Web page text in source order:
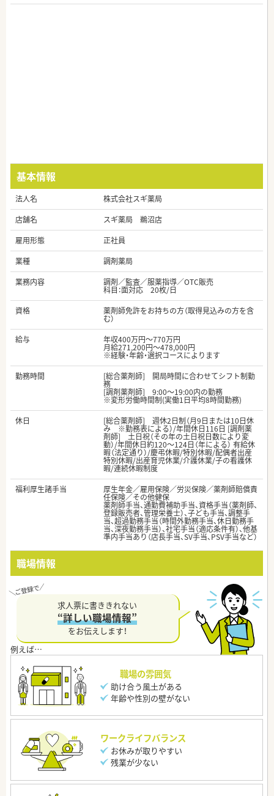
基本情報
法人名
株式会社スギ薬局
店舗名
スギ薬局 鵜沼店
雇用形態
正社員
業種
調剤薬局
業務内容
調剤／監査／服薬指導／OTC販売
科目：面対応 20枚/日
資格
薬剤師免許をお持ちの方（取得見込みの方を含
む）
給与
年収400万円～770万円
月給271,200円～478,000円
※経験・年齢・選択コースによります
勤務時間
[総合薬剤師] 開局時間に合わせてシフト制勤
務
[調剤薬剤師] 9:00～19:00内の勤務
※変形労働時間制(実働1日平均8時間勤務)
休日
[総合薬剤師] 週休2日制（月9日または10日休
み ※勤務表による）/年間休日116日 [調剤薬
剤師] 土日祝（その年の土日祝日数により変
動）/年間休日約120～124日（年による） 有給休
暇（法定通り）/慶弔休暇/特別休暇/配偶者出産
特別休暇/出産育児休業/介護休業/子の看護休
暇/連続休暇制度
福利厚生諸手当
厚生年金／雇用保険／労災保険／薬剤師賠償責
任保険／その他健保
薬剤師手当、通勤費補助手当、資格手当（薬剤師、
登録販売者、管理栄養士）、子ども手当、調整手
当、超過勤務手当（時間外勤務手当、休日勤務手
当、深夜勤務手当）、社宅手当（適応条件有）、他基
準内手当あり（店長手当、SV手当、PSV手当など）
職場情報
求人票に書ききれない
“詳しい職場情報”
をお伝えします！
職場の雰囲気
助け合う風土がある
年齢や性別の壁がない
ワークライフバランス
お休みが取りやすい
残業が少ない